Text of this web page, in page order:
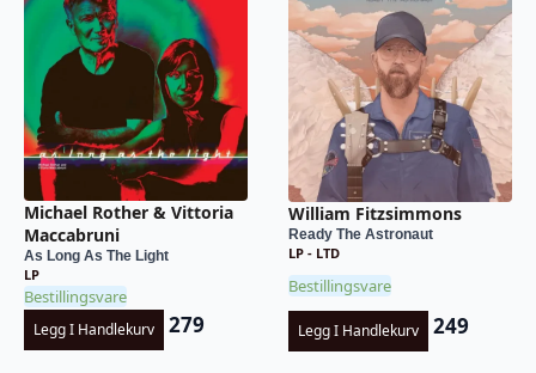
Michael Rother & Vittoria
Maccabruni
As Long As The Light
LP
Bestillingsvare
Legg I Handlekurv 279
William Fitzsimmons
Ready The Astronaut
LP - LTD
Bestillingsvare
Legg I Handlekurv 249